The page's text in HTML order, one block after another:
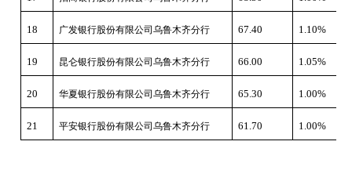
18 广发银行股份有限公司乌鲁木齐分行 67.40 1.10%
19 昆仑银行股份有限公司乌鲁木齐分行 66.00 1.05%
20 华夏银行股份有限公司乌鲁木齐分行 65.30 1.00%
21 平安银行股份有限公司乌鲁木齐分行 61.70 1.00%